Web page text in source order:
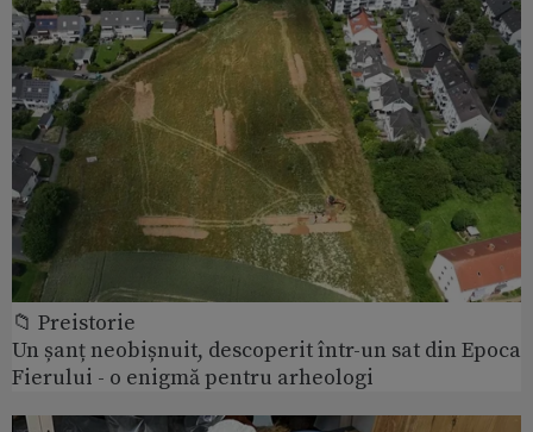
📁 Preistorie
Un șanț neobișnuit, descoperit într-un sat din Epoca
Fierului - o enigmă pentru arheologi